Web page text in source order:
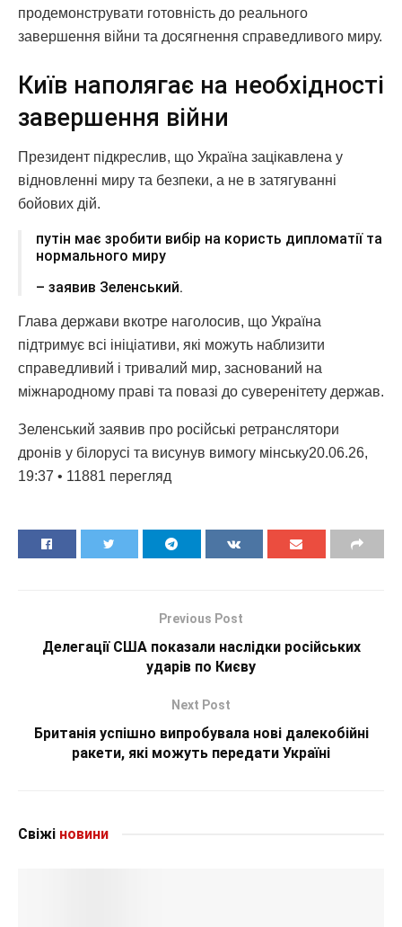
продемонструвати готовність до реального
завершення війни та досягнення справедливого миру.
Київ наполягає на необхідності
завершення війни
Президент підкреслив, що Україна зацікавлена у
відновленні миру та безпеки, а не в затягуванні
бойових дій.
путін має зробити вибір на користь дипломатії та
нормального миру
– заявив Зеленський.
Глава держави вкотре наголосив, що Україна
підтримує всі ініціативи, які можуть наблизити
справедливий і тривалий мир, заснований на
міжнародному праві та повазі до суверенітету держав.
Зеленський заявив про російські ретранслятори
дронів у білорусі та висунув вимогу мінську20.06.26,
19:37 • 11881 перегляд
Previous Post
Делегації США показали наслідки російських
ударів по Києву
Next Post
Британія успішно випробувала нові далекобійні
ракети, які можуть передати Україні
Свіжі новини